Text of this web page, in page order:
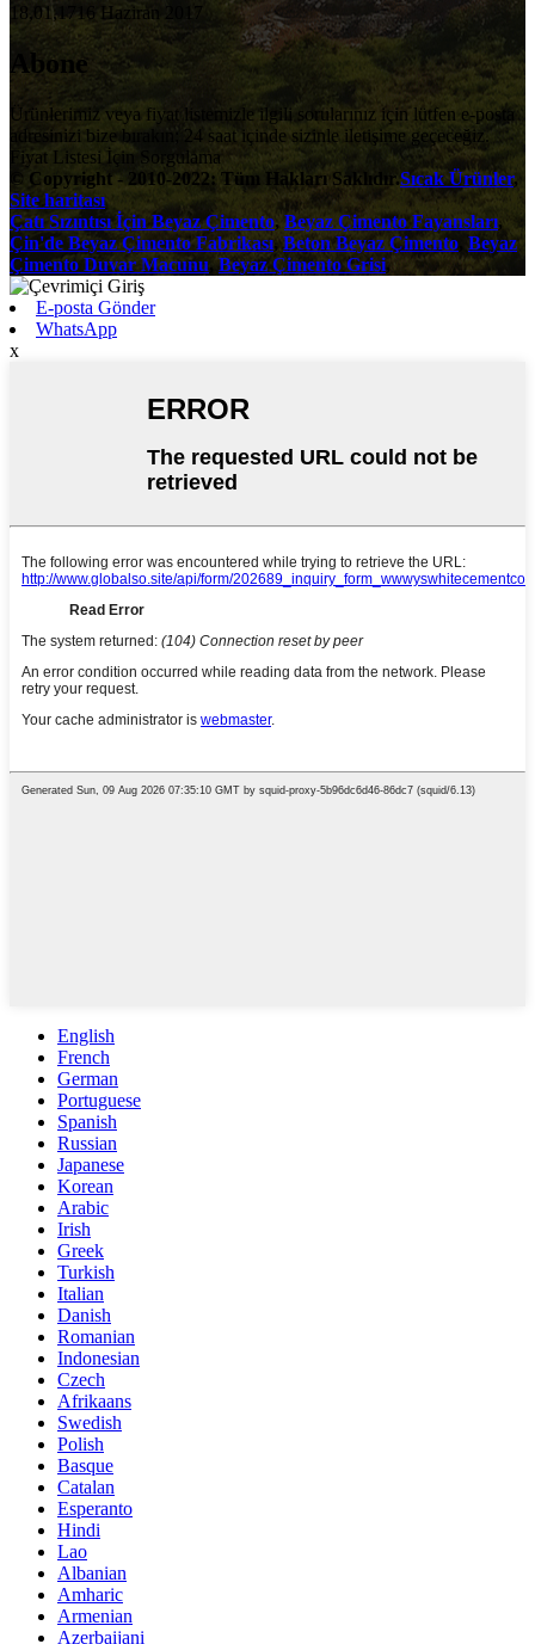
18,01,1716 Haziran 2017
Abone
Ürünlerimiz veya fiyat listemizle ilgili sorularınız için lütfen e-posta
adresinizi bize bırakın; 24 saat içinde sizinle iletişime geçeceğiz.
Fiyat Listesi İçin Sorgulama
© Copyright - 2010-2022: Tüm Hakları Saklıdır.Sıcak Ürünler,
Site haritası
Çatı Sızıntısı İçin Beyaz Çimento, Beyaz Çimento Fayansları,
Çin'de Beyaz Çimento Fabrikası,Beton Beyaz Çimento Beyaz
Çimento Duvar Macunu,Beyaz Çimento Grisi,
E-posta Gönder
WhatsApp
x
English
French
German
Portuguese
Spanish
Russian
Japanese
Korean
Arabic
Irish
Greek
Turkish
Italian
Danish
Romanian
Indonesian
Czech
Afrikaans
Swedish
Polish
Basque
Catalan
Esperanto
Hindi
Lao
Albanian
Amharic
Armenian
Azerbaijani